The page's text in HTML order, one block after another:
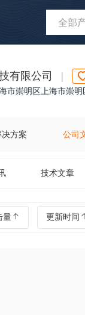
全部
有限公司 |
市崇明区上海市崇
决方案 公司
技术文章
量 更新时间